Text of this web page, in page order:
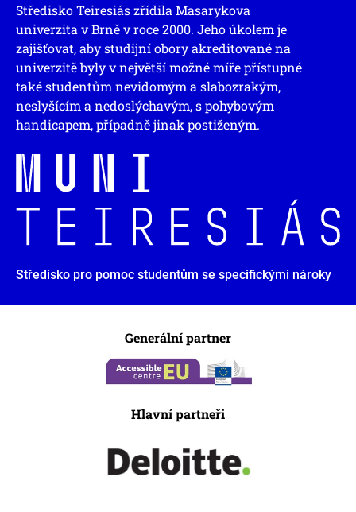
Středisko Teiresiás zřídila Masarykova
univerzita v Brně v roce 2000. Jeho úkolem je
zajišťovat, aby studijní obory akreditované na
univerzitě byly v největší možné míře přístupné
také studentům nevidomým a slabozrakým,
neslyšícím a nedoslýchavým, s pohybovým
handicapem, případně jinak postiženým.
Středisko pro pomoc studentům se specifickými nároky
Generální partner
Hlavní partneři